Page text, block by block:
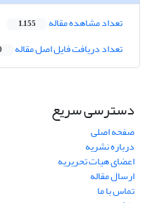
تعداد مشاهده مقاله 1,155
تعداد دریافت فایل اصل مقاله
دسترسی سریع
صفحه اصلی
درباره نشریه
اعضای هیات تحریریه
ارسال مقاله
تماس با ما